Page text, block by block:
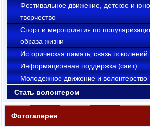
Фестивальное движение, детское и
творчество
Cпорт и мероприятия по
образа жизни
Историческая память, связь поколений
Информационная поддержка (сайт)
Молодежное движение и волонтерство
Стать волонтером
Фотогалерея